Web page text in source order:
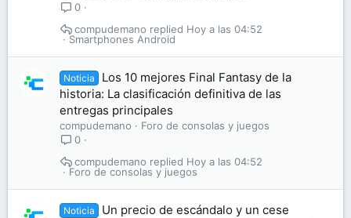
0
Smartphones Android
Hoy a las 04:52
compudemano
Noticia
Los 10 mejores Final Fantasy de la
historia: La clasificación definitiva de las
entregas principales
compudemano
Foro de consolas y juegos
0
Foro de consolas y juegos
Hoy a las 04:52
compudemano
Noticia
Un precio de escándalo y un cese